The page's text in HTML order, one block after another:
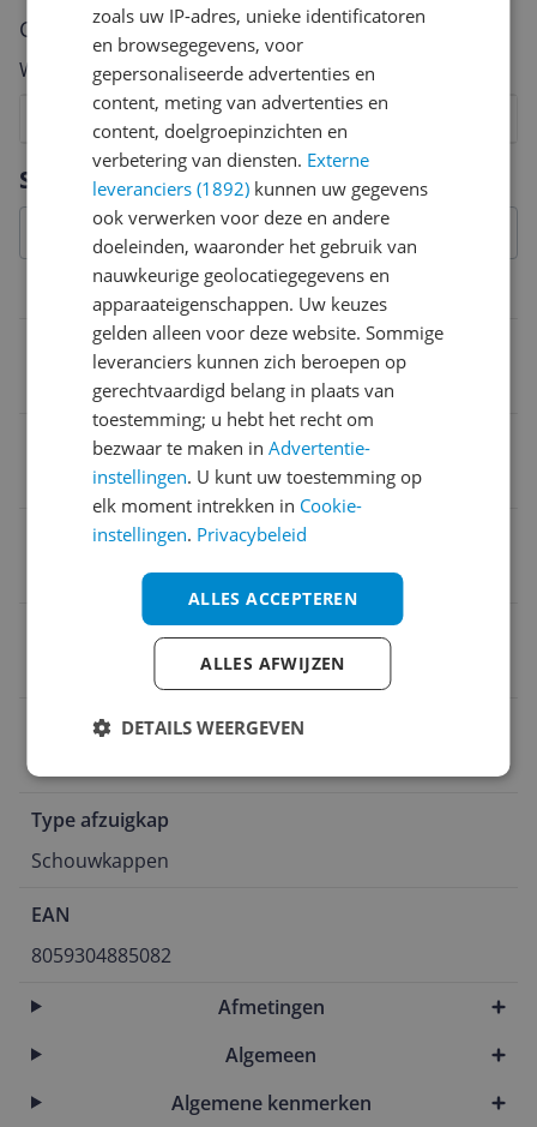
Specificaties
Belangrijkste kenmerken
Breedte
89,8 cm
Maximale afzuigcapaciteit
710.000 l
Afzuigsysteem
Geluidsniveau
Energieklasse
Type afzuigkap
Schouwkappen
EAN
8059304885082
Afmetingen
Algemeen
Algemene kenmerken
Cijfer
Welk cijfer geef jij dit product?
6
4
Vraag 1 van 4
zoals uw IP-adres, unieke identificatoren
en browsegegevens, voor
gepersonaliseerde advertenties en
content, meting van advertenties en
content, doelgroepinzichten en
verbetering van diensten. Externe
leveranciers (1892) kunnen uw gegevens
ook verwerken voor deze en andere
doeleinden, waaronder het gebruik van
nauwkeurige geolocatiegegevens en
apparaateigenschappen. Uw keuzes
gelden alleen voor deze website. Sommige
leveranciers kunnen zich beroepen op
gerechtvaardigd belang in plaats van
toestemming; u hebt het recht om
bezwaar te maken inAdvertentie-
instellingen. U kunt uw toestemming op
elk moment intrekken in Cookie-
instellingen. Privacybeleid
ALLES ACCEPTEREN
ALLES AFWIJZEN
DETAILS WEERGEVEN